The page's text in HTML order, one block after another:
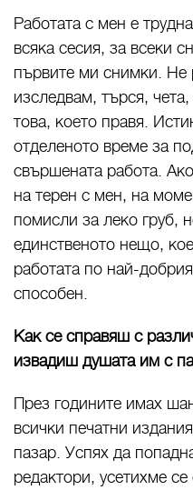
Работата с мен е
всяка сесия, за всеки
първите ми снимки. Не
изследвам, търся,
това, което правя.
отделеното време за
свършената работа.
на терен с мен, на
помисли за леко груб,
единственото нещо,
работата по най-
способен.
Как се справяш с
извадиш душата им с
През годините имах
всички печатни
пазар. Успях да
редактори, усетихме